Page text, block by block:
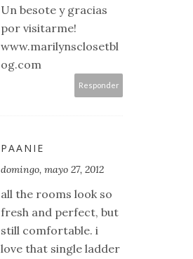
Un besote y gracias
por visitarme!
www.marilynsclosetbl
og.com
Responder
PAANIE
domingo, mayo 27, 2012
all the rooms look so
fresh and perfect, but
still comfortable. i
love that single ladder